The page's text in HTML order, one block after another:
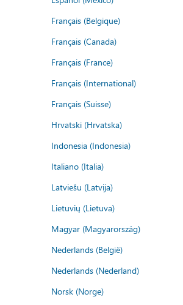
Français (Belgique)
Français (Canada)
Français (France)
Français (International)
Français (Suisse)
Hrvatski (Hrvatska)
Indonesia (Indonesia)
Italiano (Italia)
Latviešu (Latvija)
Lietuvių (Lietuva)
Magyar (Magyarország)
Nederlands (België)
Nederlands (Nederland)
Norsk (Norge)